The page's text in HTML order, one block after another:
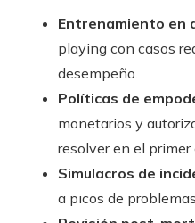
Entrenamiento en
playing con casos
desempeño.
Políticas de
monetarios y
resolver en el primer
Simulacros de
a picos de